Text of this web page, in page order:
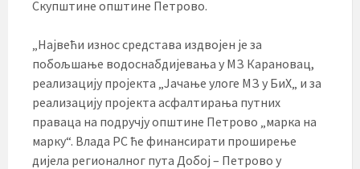
Скупштине општине Петрово.
„Највећи износ средстава издвојен је за
побољшање водоснабдијевања у МЗ Карановац,
реализацију пројекта „Јачање улоге МЗ у БиХ„ и за
реализацију пројекта асфалтирања путних
праваца на подручју општине Петрово „марка на
марку“. Влада РС ће финансирати проширење
дијела регионалног пута Добој – Петрово у